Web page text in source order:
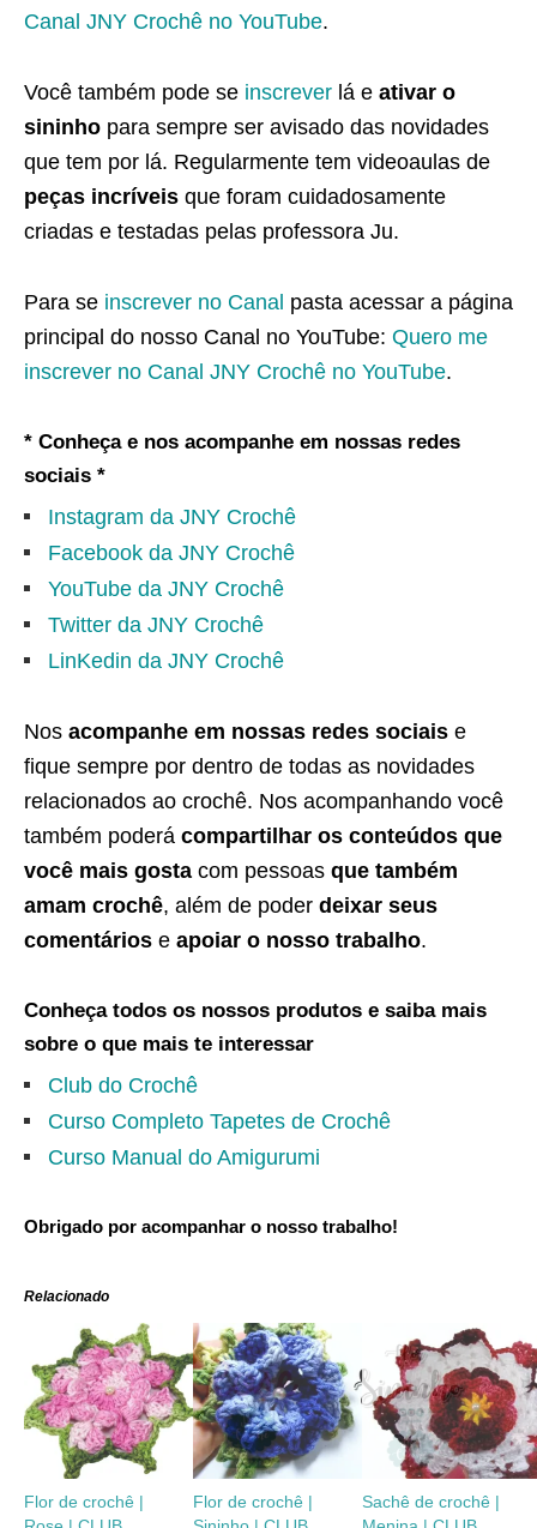
Canal JNY Crochê no YouTube.
Você também pode se inscrever lá e ativar o
sininho para sempre ser avisado das novidades
que tem por lá. Regularmente tem videoaulas de
peças incríveis que foram cuidadosamente
criadas e testadas pelas professora Ju.
Para se inscrever no Canal pasta acessar a página
principal do nosso Canal no YouTube: Quero me
inscrever no Canal JNY Crochê no YouTube.
* Conheça e nos acompanhe em nossas redes
sociais *
Instagram da JNY Crochê
Facebook da JNY Crochê
YouTube da JNY Crochê
Twitter da JNY Crochê
LinKedin da JNY Crochê
Nos acompanhe em nossas redes sociais e
fique sempre por dentro de todas as novidades
relacionados ao crochê. Nos acompanhando você
também poderá compartilhar os conteúdos que
você mais gosta com pessoas que também
amam crochê, além de poder deixar seus
comentários e apoiar o nosso trabalho.
Conheça todos os nossos produtos e saiba mais
sobre o que mais te interessar
Club do Crochê
Curso Completo Tapetes de Crochê
Curso Manual do Amigurumi
Obrigado por acompanhar o nosso trabalho!
Relacionado
Flor de crochê |
Flor de crochê |
Sachê de crochê |